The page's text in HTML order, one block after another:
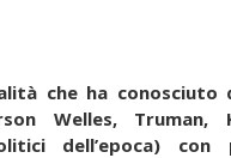
che ha conosciuto
Welles, Truman,
dell’epoca) con